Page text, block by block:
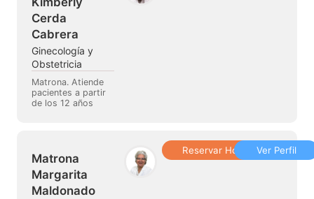
Cerda
Cabrera
Ginecología y
Obstetricia
Matrona. Atiende
pacientes a partir
de los 12 años
Matrona
Margarita
Maldonado
Reservar Hora Ver Perfil